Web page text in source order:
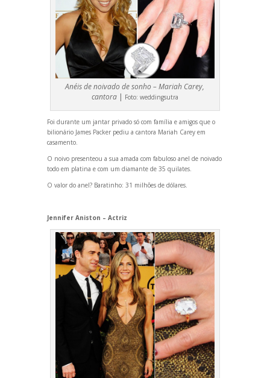
Anéis de noivado de sonho – Mariah Carey,
cantora| Foto: weddingsutra
Foi durante um jantar privado só com família e amigos que o
bilionário James Packer pediu a cantora Mariah Carey em
casamento.
O noivo presenteou a sua amada com fabuloso anel de noivado
todo em platina e com um diamante de 35 quilates.
O valor do anel? Baratinho: 31 milhões de dólares.
Jennifer Aniston – Actriz